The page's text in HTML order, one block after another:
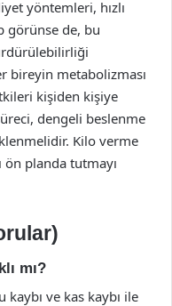
yöntemleri, hızlı
görünse de, bu
bireyin metabolizması
kişiden kişiye
dengeli beslenme
Kilo verme
ön planda tutmayı
mı?
ve kas kaybı ile